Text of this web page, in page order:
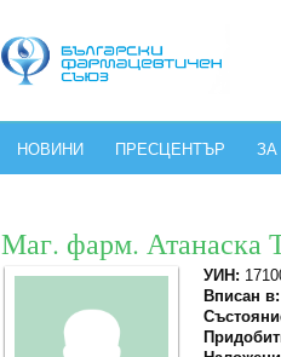
НОВИНИ ПРЕСЦЕНТЪР
Маг. фарм. Атанаска
УИН:
Вписан в: